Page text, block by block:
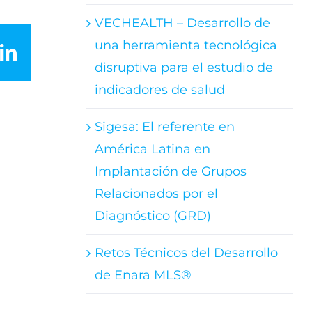
LinkedIn
VECHEALTH – Desarrollo de
una herramienta tecnológica
disruptiva para el estudio de
indicadores de salud
Sigesa: El referente en
América Latina en
Implantación de Grupos
Relacionados por el
Diagnóstico (GRD)
Retos Técnicos del Desarrollo
de Enara MLS®